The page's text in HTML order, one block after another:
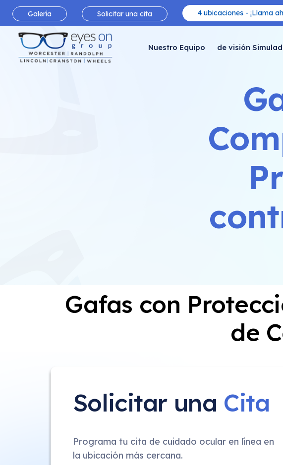
Galería Solicitar una cita 4 ubicaciones - ¡Llama
Nuestro Equipo de visión
Gafas con
de
Solicitar una Cita
Programa tu cita de cuidado ocular en línea en
la ubicación más cercana.